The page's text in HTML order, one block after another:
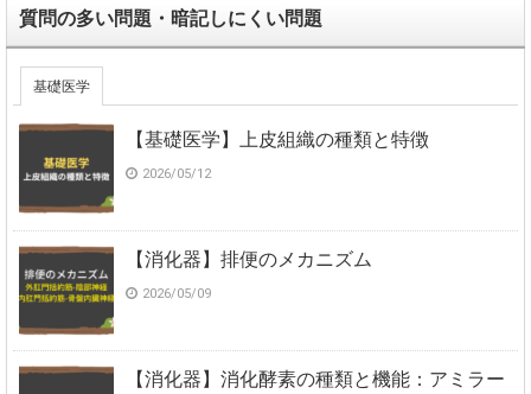
質問の多い問題・暗記しにくい問題
基礎医学
【基礎医学】上皮組織の種類と特徴
2026/05/12
【消化器】排便のメカニズム
2026/05/09
【消化器】消化酵素の種類と機能：アミラー